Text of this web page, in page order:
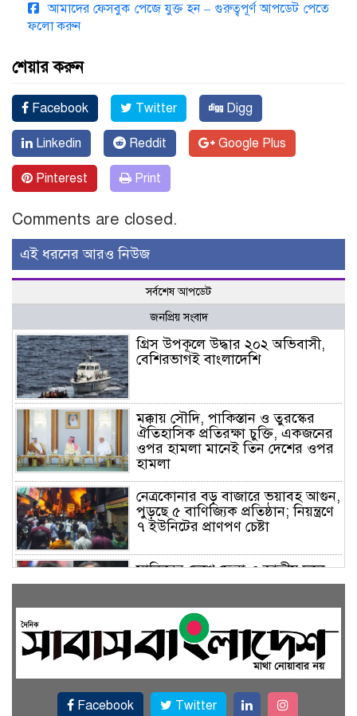
আমাদের ফেসবুক পেজে যুক্ত হন – গুরুত্বপূর্ণ আপডেট পেতে
ফলো করুন
শেয়ার করুন
Facebook Twitter Digg
Linkedin Reddit Google Plus
Pinterest Print
Comments are closed.
এই ধরনের আরও নিউজ
সর্বশেষ আপডেট
জনপ্রিয় সংবাদ
গ্রিস উপকূলে উদ্ধার ২০২ অভিবাসী,
বেশিরভাগই বাংলাদেশি
মক্কায় সৌদি, পাকিস্তান ও তুরস্কের
ঐতিহাসিক প্রতিরক্ষা চুক্তি, একজনের
ওপর হামলা মানেই তিন দেশের ওপর
হামলা
নেত্রকোনার বড় বাজারে ভয়াবহ আগুন,
পুড়ছে ৫ বাণিজ্যিক প্রতিষ্ঠান; নিয়ন্ত্রণে
৭ ইউনিটের প্রাণপণ চেষ্টা
সাকিবের দেশে ফেরা ও জাতীয় দলে
ফেরার সম্ভাবনা নেই, ইঙ্গিত ক্রীড়া
ফেসবুকে যুক্ত হলো বিকাশ, সহজ
হলো ডিজিটাল পেমেন্ট
Facebook Twitter